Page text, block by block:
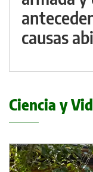
causas
Ciencia y